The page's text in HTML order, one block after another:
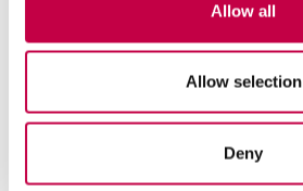
Allow all
Allow selection
Deny
KUK­KA­SEP­PE­LEI­TÄ